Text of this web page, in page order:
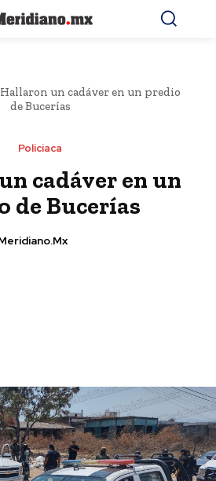
Hallaron un cadáver en un predio
de Bucerías
Policiaca
cadáver en un
de Bucerías